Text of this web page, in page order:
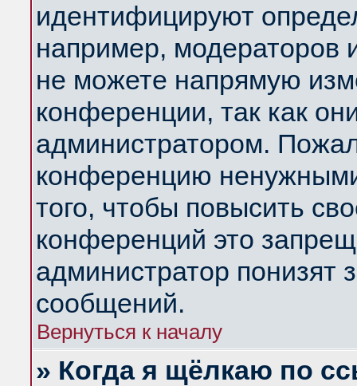
идентифицируют
например, модераторов
не можете напрямую
конференции, так как
администратором.
конференцию
того, чтобы повысить
конференций это
администратор понизят
сообщений.
Вернуться к началу
» Когда я щёлкаю по